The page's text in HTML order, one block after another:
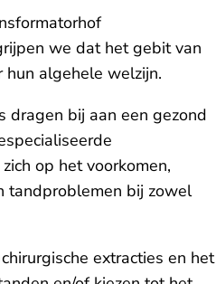
we dat het gebit van
hun algehele welzijn.
dragen bij aan een gezond
op het voorkomen,
tandproblemen bij zowel
extracties en het